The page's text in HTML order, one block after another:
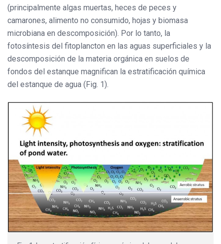
(principalmente algas muertas, heces de peces y
camarones, alimento no consumido, hojas y biomasa
microbiana en descomposición). Por lo tanto, la
fotosíntesis del fitoplancton en las aguas superficiales y la
descomposición de la materia orgánica en suelos de
fondos del estanque magnifican la estratificación química
del estanque de agua (Fig. 1).